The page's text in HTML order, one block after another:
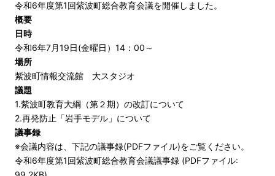
令和6年度第1回紫波町総合教育会議を開催しました。
概要
日時
令和6年7月19日(金曜日）14：00～
場所
紫波町情報交流館 大スタジオ
議題
1.紫波町教育大綱（第２期）の改訂について
2.再発防止「岩手モデル」について
議事録
※会議内容は、下記の議事録(PDFファイル)をご覧ください。
令和6年度第1回紫波町総合教育会議議事録 (PDFファイル: